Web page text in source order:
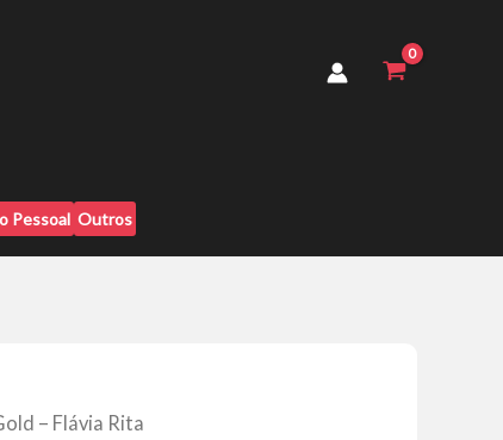
Pessoal Outros
– Flávia Rita